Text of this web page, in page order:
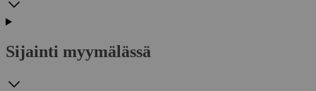
Sijainti myymälässä